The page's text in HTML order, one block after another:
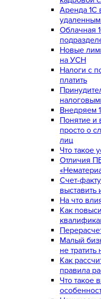
Аренда 1С
Облачная
Новые
на УСН
Налоги с
платить
Внедряем
Понятие и
просто о
лиц
Что такое
Отличия
Счет-
выставить
На что
Как
Малый
не тратить
Как
правила
Что такое